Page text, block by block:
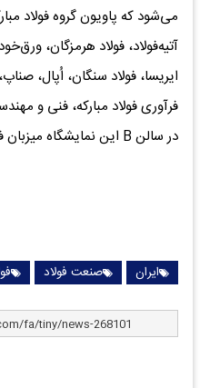
می‌شود که پاویون گروه فولاد
آتیه‌فولاد، فولاد هرمزگان،
فرآوری فولاد مبارکه، فنی و
در سالن B این نمایشگاه میزبان فعالان صنعت فولاد کشور است‌.
ایران صنعت فولاد